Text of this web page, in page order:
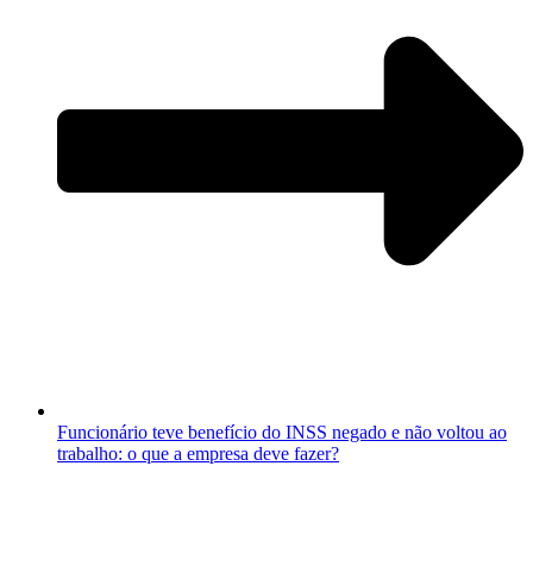
Funcionário teve benefício do INSS negado e não voltou ao
trabalho: o que a empresa deve fazer?